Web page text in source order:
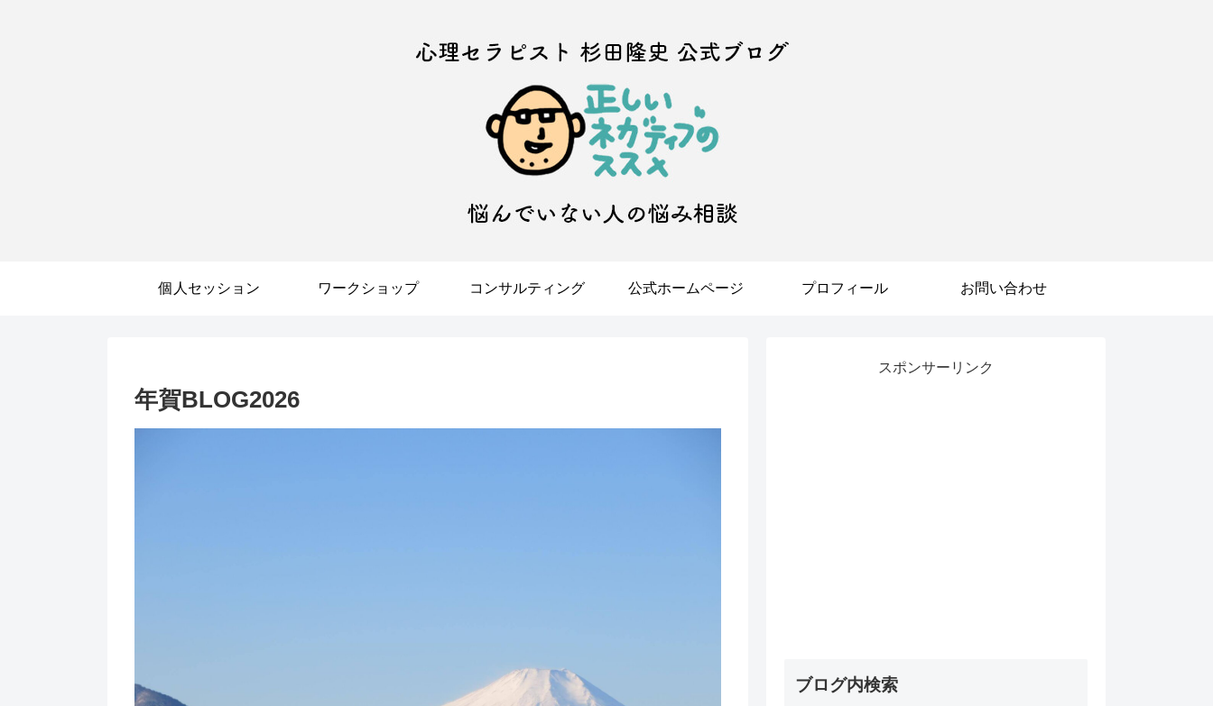
個人セッション ワークショップ コンサルティング 公式ホームページ プロフィール お問い合わせ
年賀BLOG2026
スポンサーリンク
ブログ内検索